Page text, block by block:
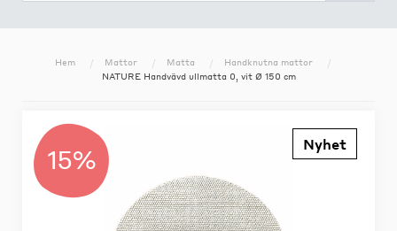
Hem Mattor Matta
Handknutna mattor
NATURE Handvävd ullmatta 0, vit Ø 150 cm
15% Nyhet